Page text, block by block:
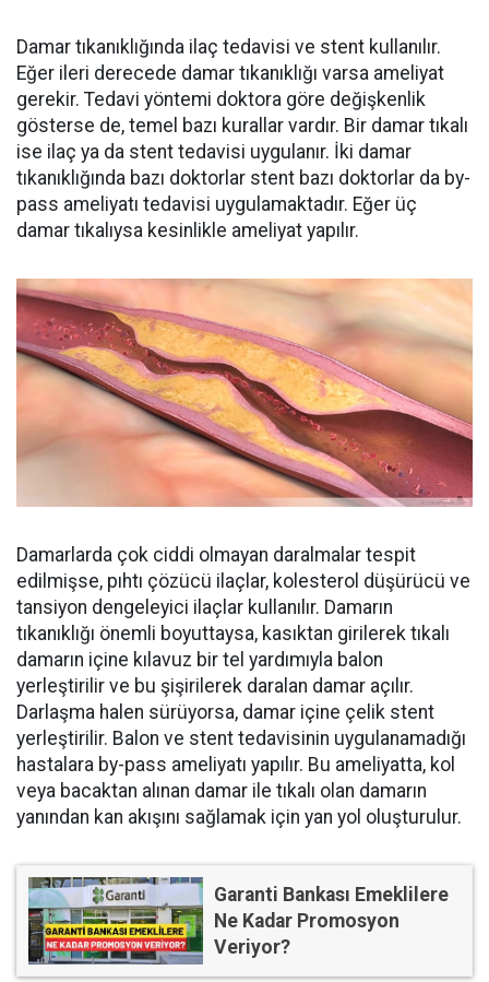
Damar tıkanıklığında ilaç tedavisi ve stent kullanılır.
Eğer ileri derecede damar tıkanıklığı varsa ameliyat
gerekir. Tedavi yöntemi doktora göre değişkenlik
gösterse de, temel bazı kurallar vardır. Bir damar tıkalı
ise ilaç ya da stent tedavisi uygulanır. İki damar
tıkanıklığında bazı doktorlar stent bazı doktorlar da by-
pass ameliyatı tedavisi uygulamaktadır. Eğer üç
damar tıkalıysa kesinlikle ameliyat yapılır.
Damarlarda çok ciddi olmayan daralmalar tespit
edilmişse, pıhtı çözücü ilaçlar, kolesterol düşürücü ve
tansiyon dengeleyici ilaçlar kullanılır. Damarın
tıkanıklığı önemli boyuttaysa, kasıktan girilerek tıkalı
damarın içine kılavuz bir tel yardımıyla balon
yerleştirilir ve bu şişirilerek daralan damar açılır.
Darlaşma halen sürüyorsa, damar içine çelik stent
yerleştirilir. Balon ve stent tedavisinin uygulanamadığı
hastalara by-pass ameliyatı yapılır. Bu ameliyatta, kol
veya bacaktan alınan damar ile tıkalı olan damarın
yanından kan akışını sağlamak için yan yol oluşturulur.
Garanti Bankası Emeklilere
Ne Kadar Promosyon
Veriyor?